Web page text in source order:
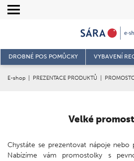
DROBNÉ POS POMŮCKY VYBAVENÍ
E-shop PREZENTACE PRODUKTŮ
Velké
Chystáte se prezentovat nápoje
Nabízíme vám promostolky s